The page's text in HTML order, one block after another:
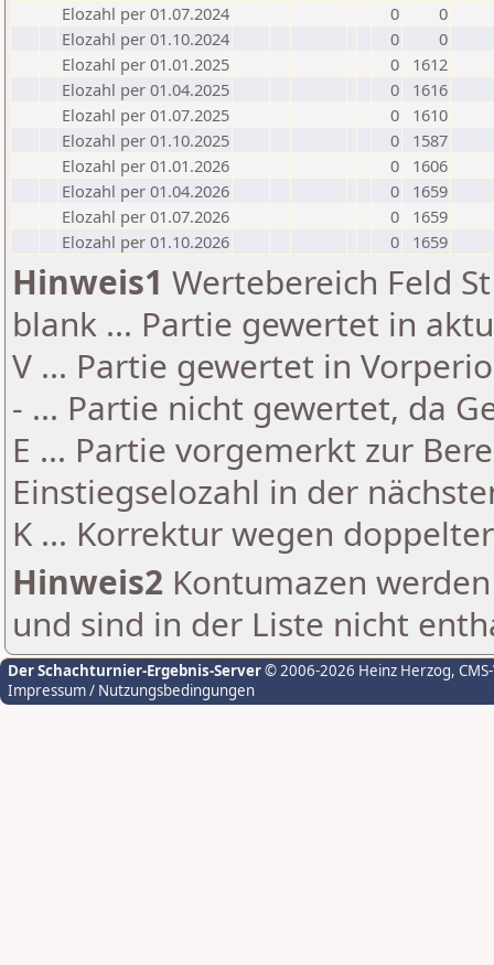
Elozahl per 01.07.2024
0
0
Elozahl per 01.10.2024
0
0
Elozahl per 01.01.2025
0
1612
Elozahl per 01.04.2025
0
1616
Elozahl per 01.07.2025
0
1610
Elozahl per 01.10.2025
0
1587
Elozahl per 01.01.2026
0
1606
Elozahl per 01.04.2026
0
1659
Elozahl per 01.07.2026
0
1659
Elozahl per 01.10.2026
0 1659
Hinweis1 Wertebereich Feld
blank ... Partie gewertet in
V ... Partie gewertet in
- ... Partie nicht gewertet, da
E ... Partie vorgemerkt zur
Einstiegselozahl in der
K ... Korrektur wegen
Hinweis2 Kontumazen
und sind in der Liste nicht
Der Schachturnier-Ergebnis-Server© 2006-2026 Heinz Herzog,
Impressum / Nutzungsbedingungen